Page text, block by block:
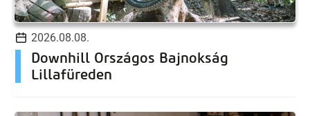
2026.08.08.
Downhill Országos Bajnokság
Lillafüreden